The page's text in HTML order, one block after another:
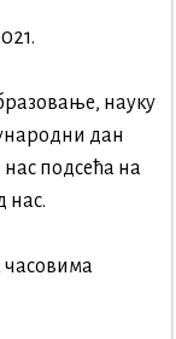
науку
дан
нас подсећа на
нас.
часовима